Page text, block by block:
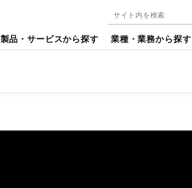
製品・サービスから探す 業種・業務から探す